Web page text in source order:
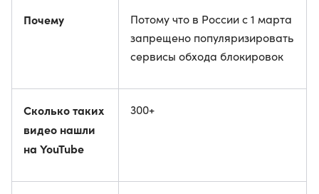
Почему
Потому что в России с 1 марта
запрещено популяризировать
сервисы обхода блокировок
Сколько таких
видео нашли
на YouTube
300+